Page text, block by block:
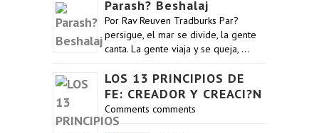
Parash? Beshalaj
Por Rav Reuven Tradburks Par?
persigue, el mar se divide, la gente
canta. La gente viaja y se queja, …
LOS 13 PRINCIPIOS DE
FE: CREADOR Y CREACI?N
Comments comments